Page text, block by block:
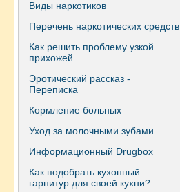
Виды наркотиков
Перечень наркотических средств
Как решить проблему узкой
прихожей
Эротический рассказ -
Переписка
Кормление больных
Уход за молочными зубами
Информационный Drugbox
Как подобрать кухонный
гарнитур для своей кухни?